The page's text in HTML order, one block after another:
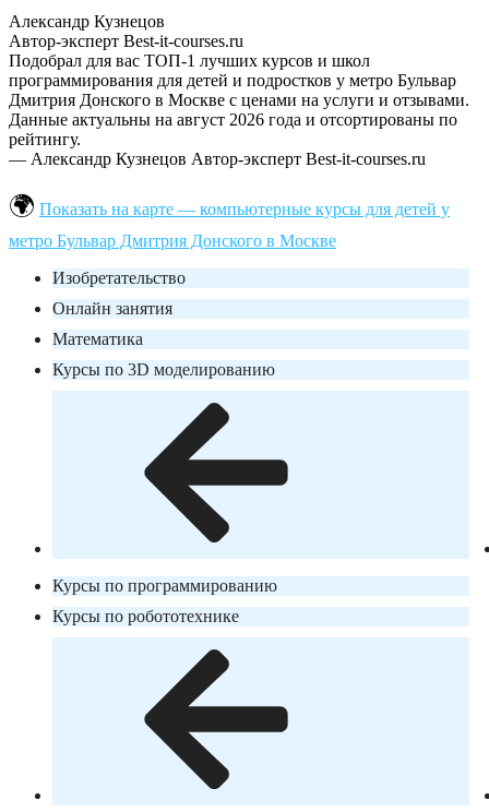
Александр Кузнецов
Автор-эксперт Best-it-courses.ru
Подобрал для вас ТОП-1 лучших курсов и школ
программирования для детей и подростков у метро Бульвар
Дмитрия Донского в Москве с ценами на услуги и отзывами.
Данные актуальны на август 2026 года и отсортированы по
рейтингу.
— Александр Кузнецов Автор-эксперт Best-it-courses.ru
Показать на карте — компьютерные курсы для детей у
метро Бульвар Дмитрия Донского в Москве
Изобретательство
Онлайн занятия
Математика
Курсы по 3D моделированию
Курсы по программированию
Курсы по робототехнике